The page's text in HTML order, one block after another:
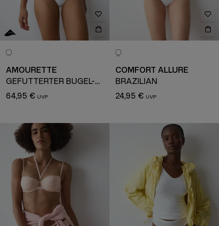
AMOURETTE
GEFÜTTERTER BÜGEL-BH
64,95 €
COMFORT ALLURE
BRAZILIAN
24,95 €